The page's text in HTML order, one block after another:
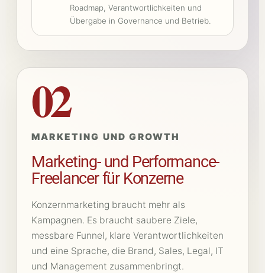
Roadmap, Verantwortlichkeiten und
Übergabe in Governance und Betrieb.
02
MARKETING UND GROWTH
Marketing- und Performance-
Freelancer für Konzerne
Konzernmarketing braucht mehr als
Kampagnen. Es braucht saubere Ziele,
messbare Funnel, klare Verantwortlichkeiten
und eine Sprache, die Brand, Sales, Legal, IT
und Management zusammenbringt.